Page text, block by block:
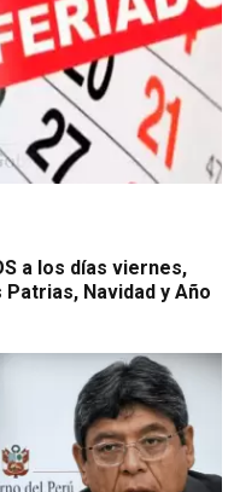
a los días viernes,
Navidad y Año